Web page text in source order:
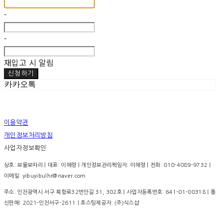
-
-
재입고 시 알림
신청하기
카카오톡
이용약관
개인정보처리방침
사업자정보확인
상호: 보물보따리 | 대표: 이혜령 | 개인정보관리책임자: 이혜령 | 전화: 010-4089-9732 |
이메일: yibuyibulhr@naver.com
주소: 인천광역시 서구 북항로32번안길 31, 302호 | 사업자등록번호: 641-01-00318| 통
신판매: 2021-인천서구-2611 | 호스팅제공자: (주)식스샵